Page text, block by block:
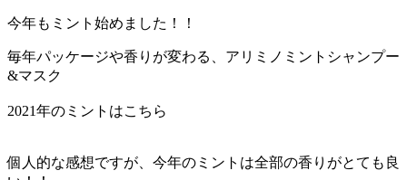
今年もミント始めました！！
毎年パッケージや香りが変わる、アリミノミントシャンプー
&マスク
2021年のミントはこちら
個人的な感想ですが、今年のミントは全部の香りがとても良